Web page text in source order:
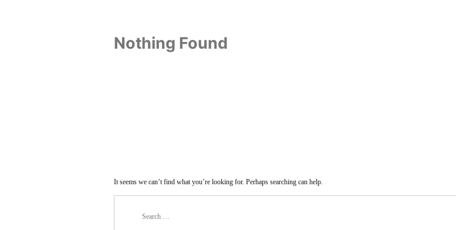
Nothing Found
It seems we can’t find what you’re looking for. Perhaps searching can help.